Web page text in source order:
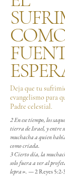
Deja que tu
evangelismo para
Padre celestial.
2 En ese tiempo, los
tierra de Israel, y entre
muchacha a quien
como criada.
3 Cierto día, la
solo fuera a ver al
lepra».— 2 Reyes